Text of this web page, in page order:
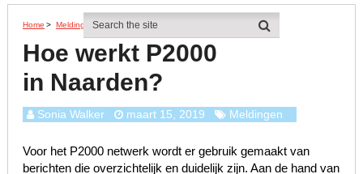
Home > Meldingen > Hoe Werkt P2000 In Naarden?
Hoe werkt P2000
in Naarden?
Sonia Walker maart 15, 2019 Meldingen
Voor het P2000 netwerk wordt er gebruik gemaakt van
berichten die overzichtelijk en duidelijk zijn. Aan de hand van